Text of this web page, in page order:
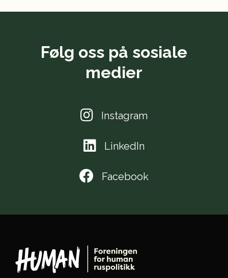
Følg oss på sosiale
medier
Instagram
LinkedIn
Facebook